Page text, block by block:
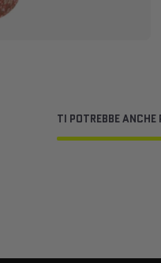
TI POTREBBE ANCHE